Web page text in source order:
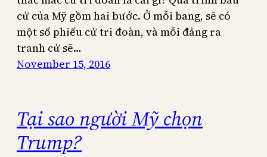
cử của Mỹ gồm hai bước. Ở mỗi bang, sẽ có
một số phiếu cử tri đoàn, và mỗi đảng ra
tranh cử sẽ…
November 15, 2016
Tại sao người Mỹ chọn
Trump?